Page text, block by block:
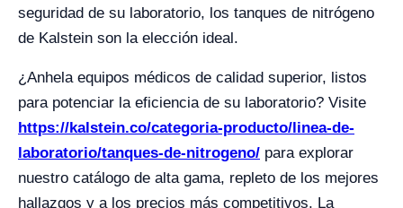
seguridad de su laboratorio, los tanques de nitrógeno
de Kalstein son la elección ideal.
¿Anhela equipos médicos de calidad superior, listos
para potenciar la eficiencia de su laboratorio? Visite
https://kalstein.co/categoria-producto/linea-de-
laboratorio/tanques-de-nitrogeno/ para explorar
nuestro catálogo de alta gama, repleto de los mejores
hallazgos y a los precios más competitivos. La